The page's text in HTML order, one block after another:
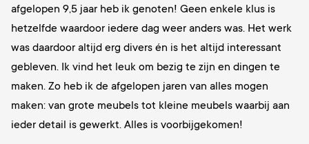
afgelopen 9,5 jaar heb ik genoten! Geen enkele klus is
hetzelfde waardoor iedere dag weer anders was. Het werk
was daardoor altijd erg divers én is het altijd interessant
gebleven. Ik vind het leuk om bezig te zijn en dingen te
maken. Zo heb ik de afgelopen jaren van alles mogen
maken: van grote meubels tot kleine meubels waarbij aan
ieder detail is gewerkt. Alles is voorbijgekomen!